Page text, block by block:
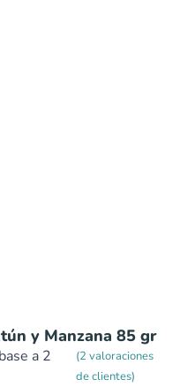
y Manzana 85 gr
a 2
(2 valoraciones
de clientes)